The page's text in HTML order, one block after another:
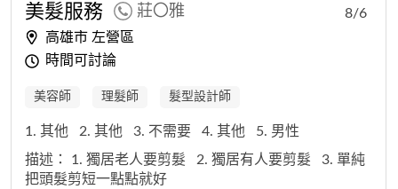
美髮服務 莊〇雅
高雄市 左營區
時間可討論
8/6
美容師 理髮師 髮型設計師
1. 其他 2. 其他 3. 不需要 4. 其他
5. 男性
描述： 1. 獨居老人要剪髮 2. 獨居有人要剪髮
3. 單純
把頭髮剪短一點點就好